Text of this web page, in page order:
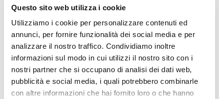
Questo sito web utilizza i cookie
Utilizziamo i cookie per personalizzare contenuti ed
annunci, per fornire funzionalità dei social media e per
analizzare il nostro traffico. Condividiamo inoltre
informazioni sul modo in cui utilizzi il nostro sito con i
nostri partner che si occupano di analisi dei dati web,
pubblicità e social media, i quali potrebbero combinarle
con altre informazioni che hai fornito loro o che hanno
l'auto rescue per prevenire l'abbandono involontario.
Un ulteriore vantaggio riguarda la prevenzione delle frodi e
il contenimento delle perdite. L'uso di strumenti come le
carte virtuali permette di limitare i pagamenti all'importo
approvato, controllare in modo puntuale l'utilizzo dei fondi
e ottenere una visione più chiara dei modelli di spesa,
elementi cruciali per una gestione più solida dei sinistri.